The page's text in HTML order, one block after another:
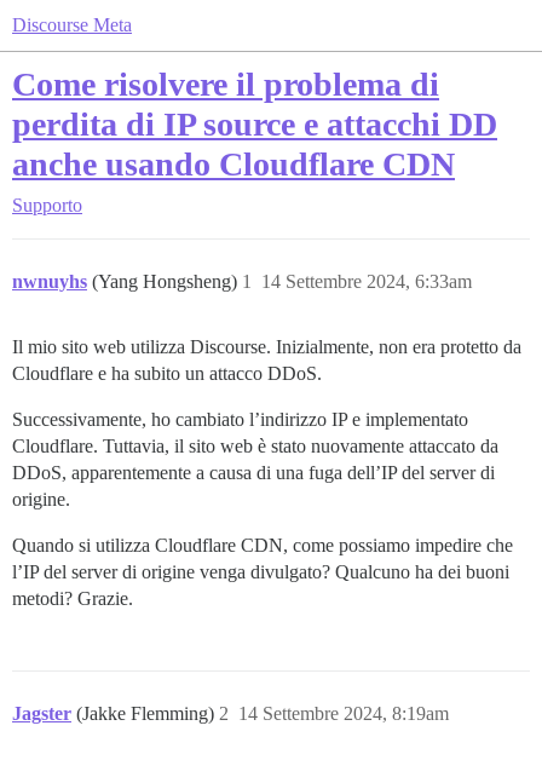
Discourse Meta
Come risolvere il problema di
perdita di IP source e attacchi DD
anche usando Cloudflare CDN
Supporto
nwnuyhs (Yang Hongsheng) 14 Settembre 2024, 6:33am
1
Il mio sito web utilizza Discourse. Inizialmente, non era protetto da
Cloudflare e ha subito un attacco DDoS.
Successivamente, ho cambiato l’indirizzo IP e implementato
Cloudflare. Tuttavia, il sito web è stato nuovamente attaccato da
DDoS, apparentemente a causa di una fuga dell’IP del server di
origine.
Quando si utilizza Cloudflare CDN, come possiamo impedire che
l’IP del server di origine venga divulgato? Qualcuno ha dei buoni
metodi? Grazie.
Jagster (Jakke Flemming) 14 Settembre 2024, 8:19am
2